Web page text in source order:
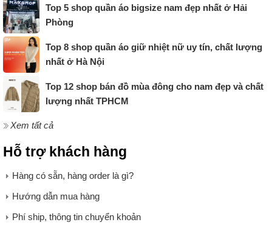
Top 5 shop quần áo bigsize nam đẹp nhất ở Hải
Phòng
Top 8 shop quần áo giữ nhiệt nữ uy tín, chất lượng
nhất ở Hà Nội
Top 12 shop bán đồ mùa đông cho nam đẹp và chất
lượng nhất TPHCM
Xem tất cả
Hỗ trợ khách hàng
Hàng có sẵn, hàng order là gì?
Hướng dẫn mua hàng
Phí ship, thông tin chuyển khoản